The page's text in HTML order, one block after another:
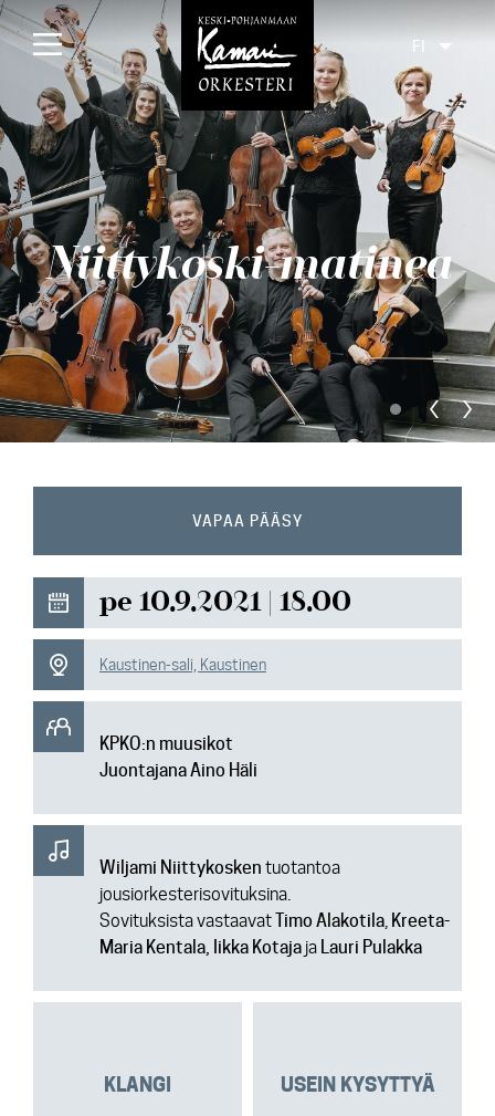
Etusivu
Konsertit
Tulossa
Menneet
Liput
Yleisölle
Orkesteri
Yhteys
FI
Niittykoski-matinea
VAPAA PÄÄSY
pe 10.9.2021 | 18.00
Kaustinen-sali, Kaustinen
KPKO:n muusikot
Juontajana Aino Häli
Wiljami Niittykosken tuotantoa
jousiorkesterisovituksina.
Sovituksista vastaavatTimo Alakotila, Kreeta-
Maria Kentala, Iikka Kotaja ja Lauri Pulakka
KLANGI USEIN KYSYTTYÄ